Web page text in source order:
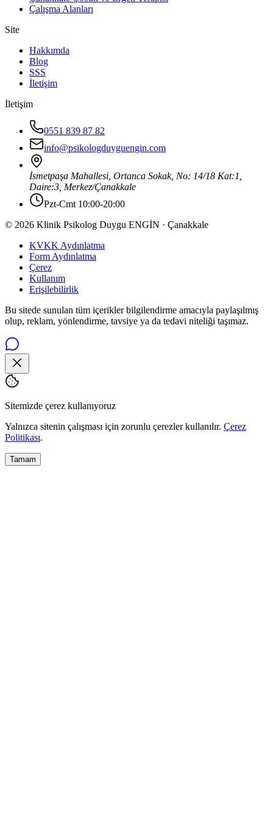
Çalışma Alanları
Site
Hakkımda
Blog
SSS
İletişim
İletişim
0551 839 87 82
info@psikologduyguengin.com
İsmetpaşa Mahallesi, Ortanca Sokak, No: 14/18 Kat:1,
Daire:3 Merkez/Çanakkale
Pzt-Cmt 10:00-20:00
© 2026 Klinik Psikolog Duygu ENGİN · Çanakkale
KVKK Aydınlatma
Form Aydınlatma
Çerez
Kullanım
Erişilebilirlik
Bu sitede sunulan tüm içerikler bilgilendirme amacıyla paylaşılmış
olup, reklam, yönlendirme, tavsiye ya da tedavi niteliği taşımaz.
Sitemizde çerez kullanıyoruz
Yalnızca sitenin çalışması için zorunlu çerezler kullanılır. Çerez
Politikası.
Tamam